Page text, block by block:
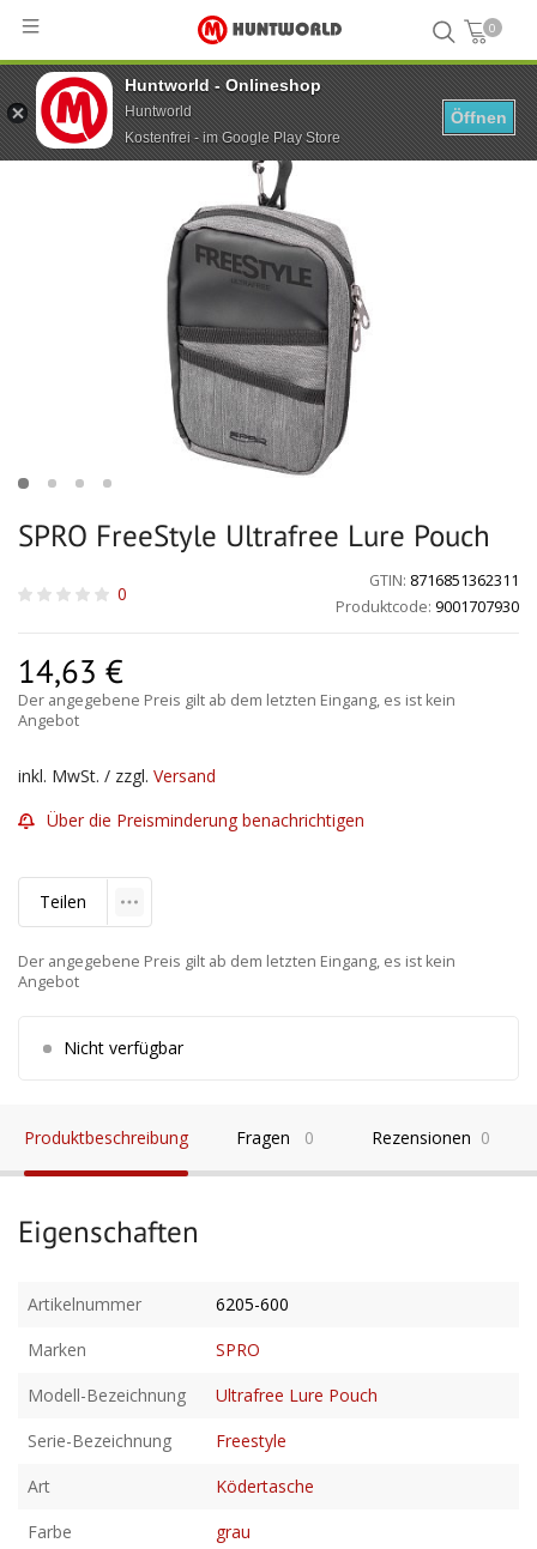
0
Hauptseite ... SPRO FreeStyle Ultrafree Lure Pouch
SPRO FreeStyle Ultrafree Lure Pouch
GTIN: 8716851362311
Produktcode: 9001707930
0
14,63 €
Der angegebene Preis gilt ab dem letzten Eingang, es ist kein
Angebot
inkl. MwSt. / zzgl. Versand
Über die Preisminderung benachrichtigen
Teilen
Der angegebene Preis gilt ab dem letzten Eingang, es ist kein
Angebot
Nicht verfügbar
Produktbeschreibung Fragen 0 Rezensionen 0
Eigenschaften
Artikelnummer
6205-600
Marken
SPRO
Modell-Bezeichnung
Ultrafree Lure Pouch
Serie-Bezeichnung
Freestyle
Art
Ködertasche
Farbe
grau
Huntworld - Onlineshop
Huntworld
Kostenfrei - im Google Play Store
Öffnen